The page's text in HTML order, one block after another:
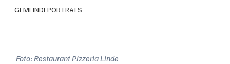
GEMEINDEPORTRÄTS
Foto: Restaurant Pizzeria Linde